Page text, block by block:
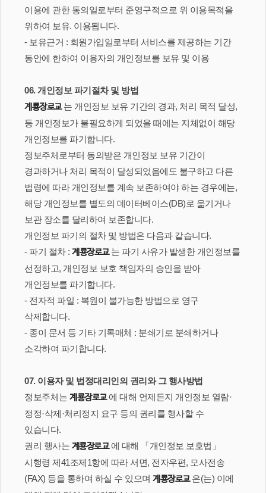
이용에 관한 동의일로부터 준영구적으로 위 이용목적을
위하여 보유. 이용됩니다.
- 보유근거 : 회원가입일로부터 서비스를 제공하는 기간
동안에 한하여 이용자의 개인정보를 보유 및 이용
06. 개인정보 파기절차 및 방법
계룡장로교는 개인정보 보유 기간의 경과, 처리 목적 달성,
등 개인정보가 불필요하게 되었을 때에는 지체없이 해당
개인정보를 파기합니다.
정보주체로부터 동의받은 개인정보 보유 기간이
경과하거나 처리 목적이 달성되었음에도 불구하고 다른
법령에 따라 개인정보를 계속 보존하여야 하는 경우에는,
해당 개인정보를 별도의 데이터베이스(DB)로 옮기거나
보관 장소를 달리하여 보존합니다.
개인정보 파기의 절차 및 방법은 다음과 같습니다.
- 파기 절차 : 계룡장로교는 파기 사유가 발생한 개인정보를
선정하고, 개인정보 보호 책임자의 승인을 받아
개인정보를 파기합니다.
- 전자적 파일 : 복원이 불가능한 방법으로 영구
삭제합니다.
- 종이 문서 등 기타 기록매체 : 분쇄기로 분쇄하거나
소각하여 파기합니다.
07. 이용자 및 법정대리인의 권리와 그 행사방법
정보주체는 계룡장로교에 대해 언제든지 개인정보 열람·
정정·삭제·처리정지 요구 등의 권리를 행사할 수
있습니다.
권리 행사는 계룡장로교에 대해 「개인정보 보호법」
시행령 제41조제1항에 따라 서면, 전자우편, 모사전송
(FAX) 등을 통하여 하실 수 있으며 계룡장로교은(는) 이에